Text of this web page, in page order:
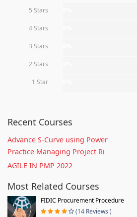
5 Stars
4 Stars
3 Stars
2 Stars
1 Star
Recent Courses
Advance S-Curve using Power
Practice Managing Project Ri
AGILE IN PMP 2022
Most Related Courses
FIDIC Procurement Procedure
(14 Reviews )